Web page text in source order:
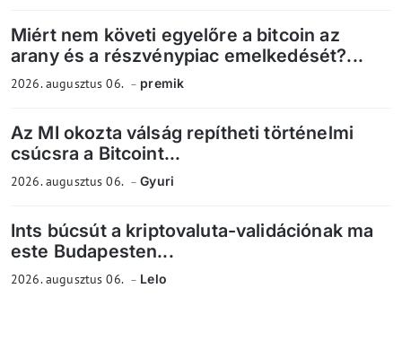
Miért nem követi egyelőre a bitcoin az
arany és a részvénypiac emelkedését?...
2026. augusztus 06. premik
Az MI okozta válság repítheti történelmi
csúcsra a Bitcoint...
2026. augusztus 06. Gyuri
Ints búcsút a kriptovaluta-validációnak ma
este Budapesten...
2026. augusztus 06. Lelo